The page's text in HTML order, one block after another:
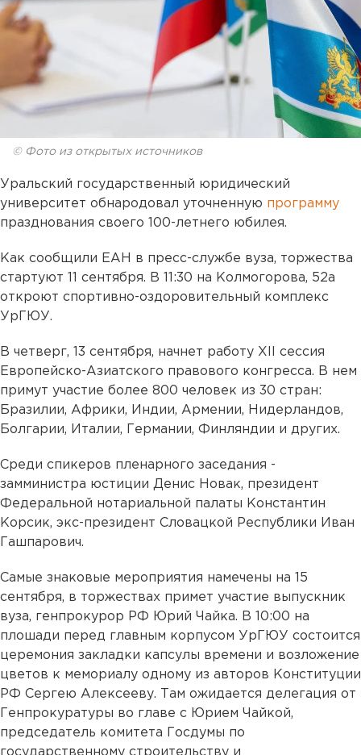
© Фото из открытых источников
Уральский государственный юридический
университет обнародовал уточненную программу
празднования своего 100-летнего юбилея.
Как сообщили ЕАН в пресс-службе вуза, торжества
стартуют 11 сентября. В 11:30 на Колмогорова, 52а
откроют спортивно-оздоровительный комплекс
УрГЮУ.
В четверг, 13 сентября, начнет работу XII сессия
Европейско-Азиатского правового конгресса. В нем
примут участие более 800 человек из 30 стран:
Бразилии, Африки, Индии, Армении, Нидерландов,
Болгарии, Италии, Германии, Финляндии и других.
Среди спикеров пленарного заседания -
замминистра юстиции Денис Новак, президент
Федеральной нотариальной палаты Константин
Корсик, экс-президент Словацкой Республики Иван
Гашпарович.
Самые знаковые мероприятия намечены на 15
сентября, в торжествах примет участие выпускник
вуза, генпрокурор РФ Юрий Чайка. В 10:00 на
плошади перед главным корпусом УрГЮУ состоится
церемония закладки капсулы времени и возложение
цветов к мемориалу одному из авторов Конституции
РФ Сергею Алексееву. Там ожидается делегация от
Генпрокуратуры во главе с Юрием Чайкой,
председатель комитета Госдумы по
государственному строительству и